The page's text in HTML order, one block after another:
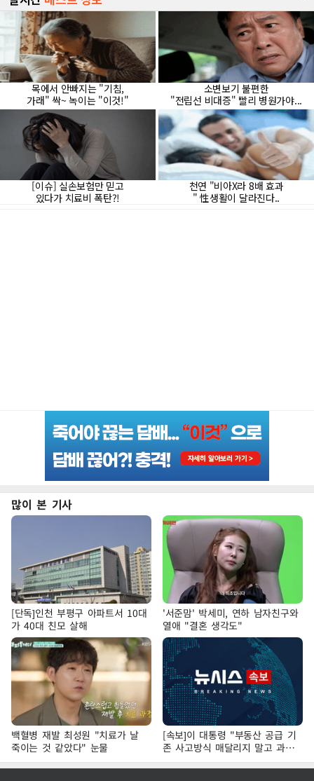
많이 본 기사
[단독]인천 부평구 아파트서 10대
가 40대 친모 살해
'서준맘' 박세미, 연하 남자친구와
열애 "결혼 생각도"
백혈병 재발 최성원 "치료가 날
죽이는 것 같았다" 눈물
[속보]이 대통령 "부동산 공급 기
존 사고방식 매달리지 말고 과감
히 실천"